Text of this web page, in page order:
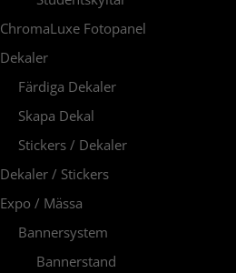
ChromaLuxe Fotopanel
Dekaler
Färdiga Dekaler
Skapa Dekal
Stickers / Dekaler
Dekaler / Stickers
Expo / Mässa
Bannersystem
Bannerstand